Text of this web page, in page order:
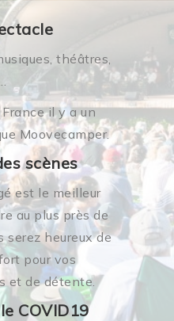
théâtres,
il y a un
Moovecamper.
scènes
est le meilleur
au plus près de
serez heureux de
pour vos
et de détente.
COVID19